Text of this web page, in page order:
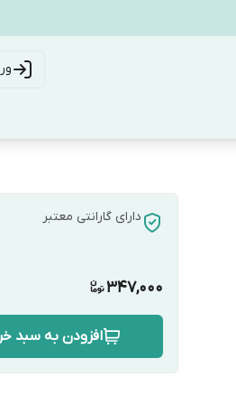
دارای گارانتی معتبر
347,000
افزودن به سبد